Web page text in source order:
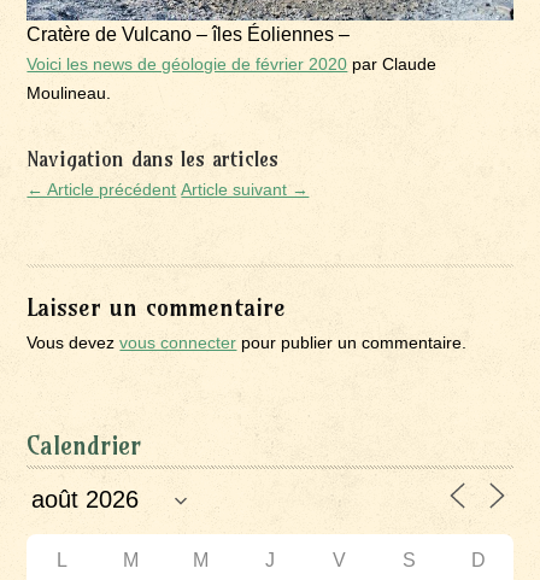
Cratère de Vulcano – îles Éoliennes –
Voici les news de géologie de février 2020 par Claude
Moulineau.
Navigation dans les articles
← Article précédent Article suivant →
Laisser un commentaire
Vous devezvous connecter pour publier un commentaire.
Calendrier
L M M J V S D